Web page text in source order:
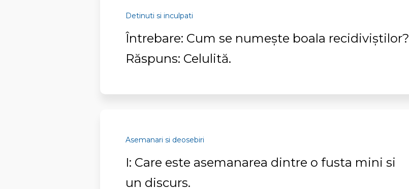
Detinuti si inculpati
Întrebare: Cum se numeşte boala recidiviştilor?
Răspuns: Celulită.
Asemanari si deosebiri
I: Care este asemanarea dintre o fusta mini si
un discurs.